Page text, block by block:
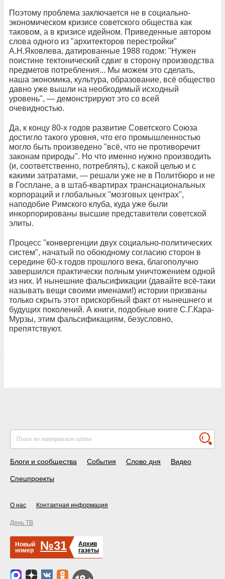
Поэтому проблема заключается не в социально-
экономическом кризисе советского общества как
таковом, а в кризисе идейном. Приведенные автором
слова одного из "архитекторов перестройки"
А.Н.Яковлева, датированные 1988 годом: "Нужен
поистине тектонический сдвиг в сторону производства
предметов потребления... Мы можем это сделать,
наша экономика, культура, образование, всё общество
давно уже вышли на необходимый исходный
уровень", — демонстрируют это со всей
очевидностью.
Да, к концу 80-х годов развитие Советского Союза
достигло такого уровня, что его промышленностью
могло быть произведено "всё, что не противоречит
законам природы". Но что именно нужно производить
(и, соответственно, потреблять), с какой целью и с
какими затратами, — решали уже не в Политбюро и не
в Госплане, а в штаб-квартирах транснациональных
корпораций и глобальных "мозговых центрах",
наподобие Римского клуба, куда уже были
инкорпорированы высшие представители советской
элиты.
Процесс "конвергенции двух социально-политических
систем", начатый по обоюдному согласию сторон в
середине 60-х годов прошлого века, благополучно
завершился практически полным уничтожением одной
из них. И нынешние фальсификации (давайте всё-таки
называть вещи своими именами!) истории призваны
только скрыть этот прискорбный факт от нынешнего и
будущих поколений. А книги, подобные книге С.Г.Кара-
Мурзы, этим фальсификациям, безусловно,
препятствуют.
Блоги и сообщества События Слово дня Видео
Спецпроекты
О нас Контактная информация
День ТВ
Новый
номер
№31
Архив
газеты